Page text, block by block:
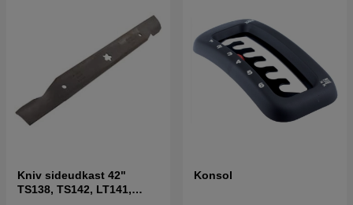
Kniv sideudkast 42"
TS138, TS142, LT141,
Konsol